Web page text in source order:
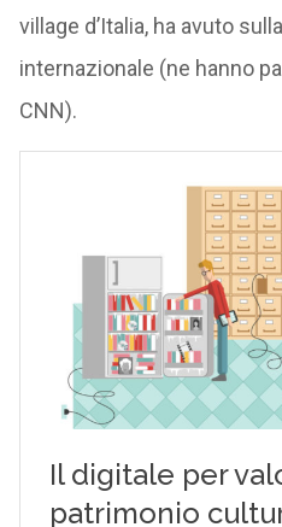
village d’Italia, ha avuto
internazionale (ne hanno
CNN).